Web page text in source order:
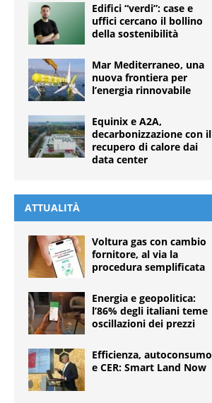
Edifici “verdi”: case e
uffici cercano il bollino
della sostenibilità
Mar Mediterraneo, una
nuova frontiera per
l’energia rinnovabile
Equinix e A2A,
decarbonizzazione con il
recupero di calore dai
data center
ATTUALITÀ
Voltura gas con cambio
fornitore, al via la
procedura semplificata
Energia e geopolitica:
l’86% degli italiani teme
oscillazioni dei prezzi
Efficienza, autoconsumo
e CER: Smart Land Now